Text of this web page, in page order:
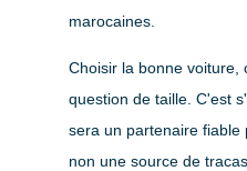
marocaines.
Choisir la bonne voiture,
question de taille. C'est
sera un partenaire
non une source de tracas.